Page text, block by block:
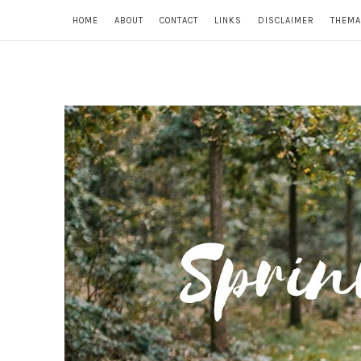
HOME ABOUT CONTACT LINKS DISCLAIMER